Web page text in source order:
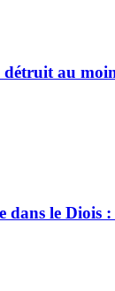
au
dans le Diois :